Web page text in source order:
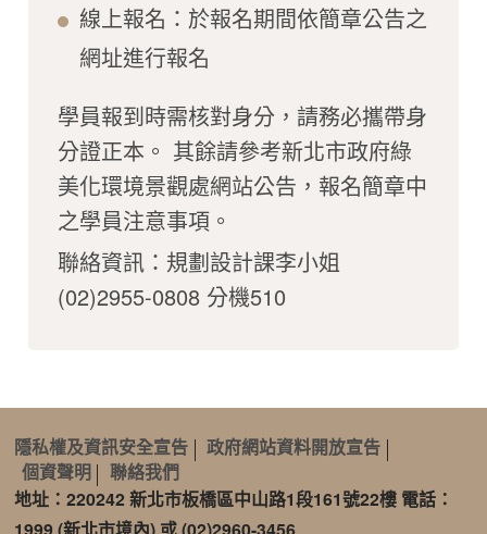
線上報名：於報名期間依簡章公告之
網址進行報名
學員報到時需核對身分，請務必攜帶身
分證正本。 其餘請參考新北市政府綠
美化環境景觀處網站公告，報名簡章中
之學員注意事項。
聯絡資訊：規劃設計課李小姐
(02)2955-0808 分機510
隱私權及資訊安全宣告
政府網站資料開放宣告
個資聲明
聯絡我們
地址：220242 新北市板橋區中山路1段161號22樓 電話：
1999 (新北市境內) 或 (02)2960-3456